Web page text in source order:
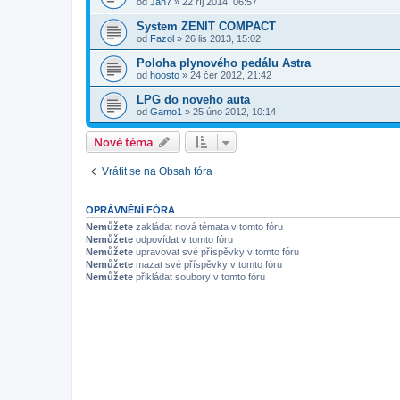
od Jan7 » 22 říj 2014, 06:57
System ZENIT COMPACT
od Fazol » 26 lis 2013, 15:02
Poloha plynového pedálu Astra
od hoosto » 24 čer 2012, 21:42
LPG do noveho auta
od Gamo1 » 25 úno 2012, 10:14
Nové téma
Vrátit se na Obsah fóra
OPRÁVNĚNÍ FÓRA
Nemůžete zakládat nová témata v tomto fóru
Nemůžete odpovídat v tomto fóru
Nemůžete upravovat své příspěvky v tomto fóru
Nemůžete mazat své příspěvky v tomto fóru
Nemůžete přikládat soubory v tomto fóru